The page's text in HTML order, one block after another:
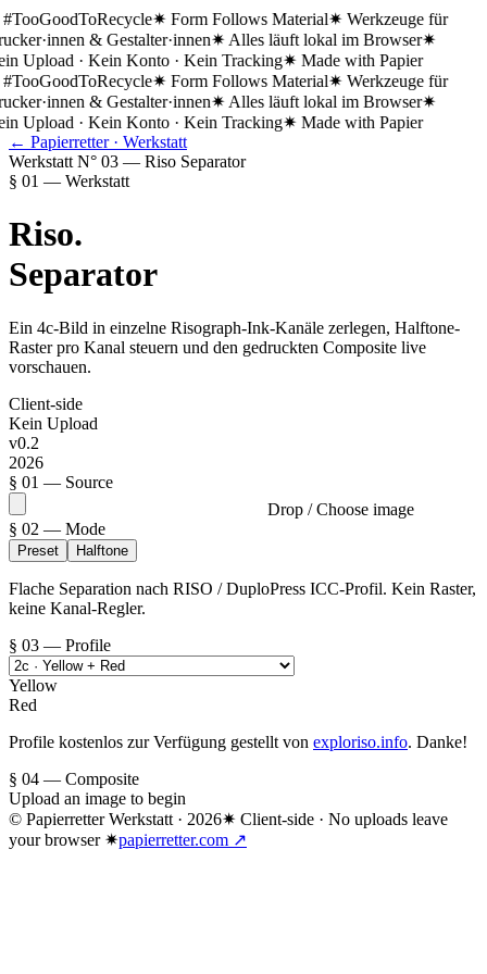
✷ Form Follows Material✷ Werkzeuge für
& Gestalter·innen✷ Alles läuft lokal im Browser✷
Upload · Kein Konto · Kein Tracking✷ Made with Papier
✷ Form Follows Material✷ Werkzeuge für
& Gestalter·innen✷ Alles läuft lokal im Browser✷
Upload · Kein Konto · Kein Tracking✷ Made with Papier
← Papierretter · Werkstatt
Werkstatt N° 03 — Riso Separator
§ 01 — Werkstatt
Riso.
Separator
Ein 4c-Bild in einzelne Risograph-Ink-Kanäle zerlegen, Halftone-
Raster pro Kanal steuern und den gedruckten Composite live
vorschauen.
Client-side
Kein Upload
v0.2
2026
§ 01 — Source
Drop / Choose image
§ 02 — Mode
Preset Halftone
Flache Separation nach RISO / DuploPress ICC-Profil. Kein Raster,
keine Kanal-Regler.
§ 03 — Profile
Yellow
Red
Profile kostenlos zur Verfügung gestellt von exploriso.info. Danke!
§ 04 — Composite
Upload an image to begin
© Papierretter Werkstatt · 2026✷ Client-side · No uploads leave
your browser ✷papierretter.com ↗